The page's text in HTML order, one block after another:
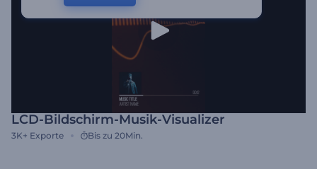
LCD-Bildschirm-Musik-Visualizer
3K+ Exporte Bis zu 20Min.